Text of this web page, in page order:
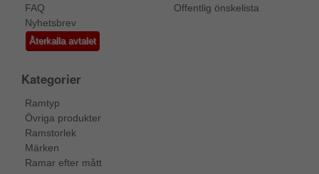
FAQ
Nyhetsbrev
Återkalla avtalet
Offentlig önskelista
Kategorier
Ramtyp
Övriga produkter
Ramstorlek
Märken
Ramar efter mått